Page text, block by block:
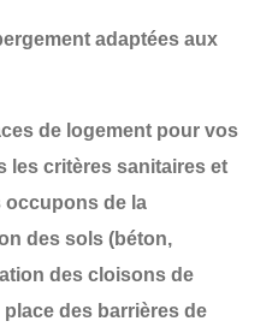
adaptées aux
de logement pour vos
les critères sanitaires et
de la
des sols (béton,
des cloisons de
place des barrières de